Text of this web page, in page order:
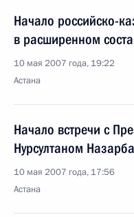
Начало российско-
в расширенном
10 мая 2007 года, 19:22
Астана
Начало встречи с
Нурсултаном
10 мая 2007 года, 17:56
Астана